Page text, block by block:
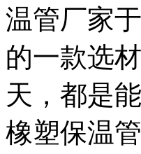
温管厂家
的一款选
天，都是
橡塑保温